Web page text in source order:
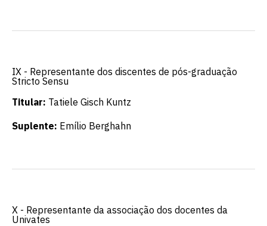
IX - Representante dos discentes de pós-graduação
Stricto Sensu
Titular: Tatiele Gisch Kuntz
Suplente: Emílio Berghahn
X - Representante da associação dos docentes da
Univates
quer concorrer:
vagas para início de curso